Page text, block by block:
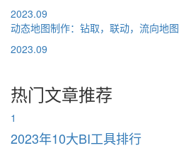
2023.09
动态地图制作：钻取，联动，流向地图
2023.09
热门文章推荐
1
2023年10大BI工具排行